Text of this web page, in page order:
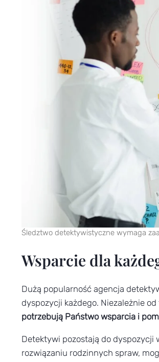
Śledztwo detektywistyczne wymaga
Wsparcie dla
Dużą popularność agencja
dyspozycji każdego. Niezależnie
potrzebują Państwo wsparcia i
Detektywi pozostają do dyspozycji
rozwiązaniu rodzinnych spraw,